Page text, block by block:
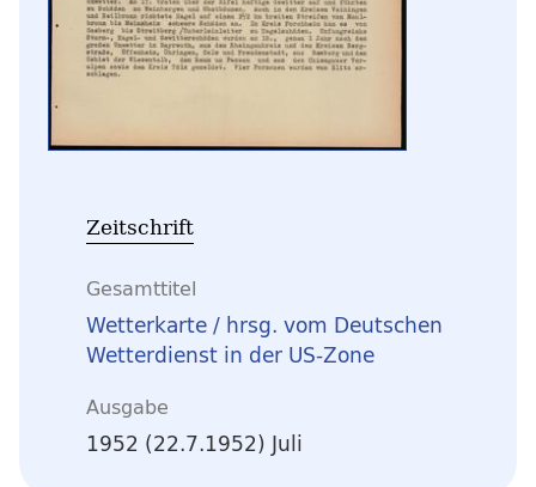
Zeitschrift
Gesamttitel
Wetterkarte / hrsg. vom Deutschen
Wetterdienst in der US-Zone
Ausgabe
1952 (22.7.1952) Juli